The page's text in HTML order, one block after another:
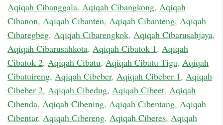
Aqiqah Cibanggala, Aqiqah Cibangkong, Aqiqah
Cibanon, Aqiqah Cibanten, Aqiqah Cibanteng, Aqiqah
Cibaregbeg, Aqiqah Cibarengkok, Aqiqah Cibarusahjaya,
Aqiqah Cibarusahkota, Aqiqah Cibatok 1, Aqiqah
Cibatok 2, Aqiqah Cibatu, Aqiqah Cibatu Tiga, Aqiqah
Cibatuireng, Aqiqah Cibeber, Aqiqah Cibeber 1, Aqiqah
Cibeber 2, Aqiqah Cibedug, Aqiqah Cibeet, Aqiqah
Cibenda, Aqiqah Cibening, Aqiqah Cibentang, Aqiqah
Cibentar, Aqiqah Cibereng, Aqiqah Ciberes, Aqiqah